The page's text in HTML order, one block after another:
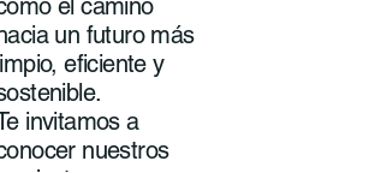
el camino
un futuro más
eficiente y
invitamos a
nuestros